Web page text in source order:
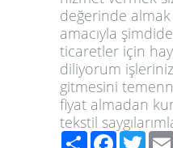
değerinde
amacıyla
ticaretler için
diliyorum
gitmesini
fiyat almadan
tekstil
Paylaş